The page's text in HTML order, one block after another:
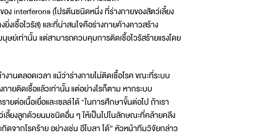
ง interferons (โปรตีนชนิดหนึ่ง ที่ร่างกายของสัตว์เลี้ยง
เชื้อไวรัส) และที่น่าสนใจคือร่างกายค้างคาวสร้าง
ย์เท่านั้น แต่สามารถควบคุมการติดเชื้อไวรัสร้ายแรงโดย
นตลอดเวลา แม้ว่าร่างกายไม่ติดเชื้อโรค ขณะที่ระบบ
ยติดเชื้อแล้วเท่านั้น แต่อย่างไรก็ตาม หากระบบ
ต่อเนื้อเยื่อและเซลล์ได้ "ในการศึกษาขั้นต่อไป ถ้าเรา
ลี้ยงลูกด้วยนมชนิดอื่น ๆ ให้เป็นไปในลักษณะที่คล้ายคลึง
จากโรคร้าย อย่างเช่น อีโบลา ได้” หัวหน้าทีมวิจัยกล่าว